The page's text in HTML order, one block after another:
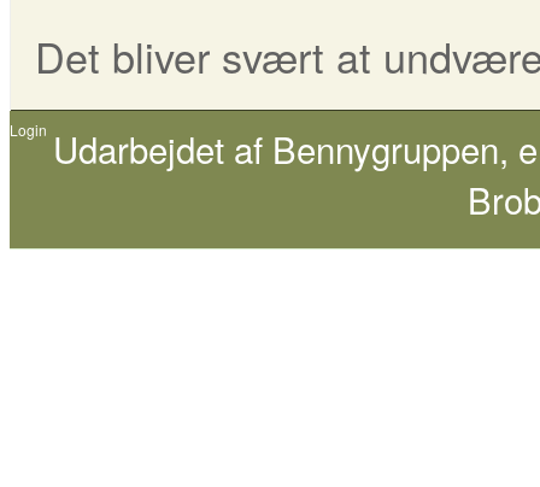
Det bliver svært at
Login Udarbejdet af Bennygruppen,